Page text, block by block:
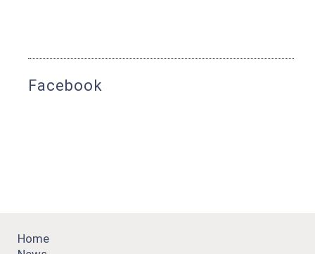
Facebook
Home